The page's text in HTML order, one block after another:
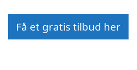
Få et gratis tilbud her